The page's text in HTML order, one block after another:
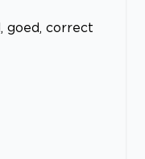
goed, correct